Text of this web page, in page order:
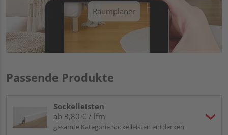
Raumplaner
Passende Produkte
Sockelleisten
ab 3,80 € / lfm
gesamte Kategorie Sockelleisten entdecken